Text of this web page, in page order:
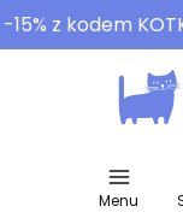
-15% z kodem
Menu